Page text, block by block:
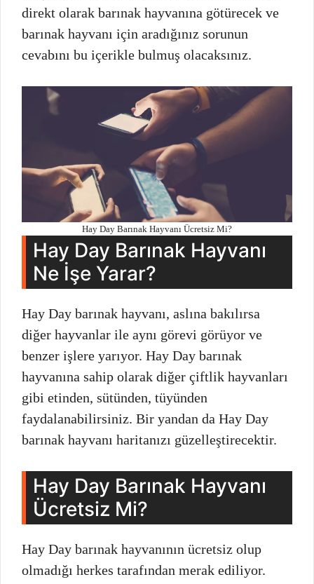
direkt olarak barınak hayvanına götürecek ve
barınak hayvanı için aradığınız sorunun
cevabını bu içerikle bulmuş olacaksınız.
Hay Day Barınak Hayvanı Ücretsiz Mi?
Hay Day Barınak Hayvanı
Ne İşe Yarar?
Hay Day barınak hayvanı, aslına bakılırsa
diğer hayvanlar ile aynı görevi görüyor ve
benzer işlere yarıyor. Hay Day barınak
hayvanına sahip olarak diğer çiftlik hayvanları
gibi etinden, sütünden, tüyünden
faydalanabilirsiniz. Bir yandan da Hay Day
barınak hayvanı haritanızı güzelleştirecektir.
Hay Day Barınak Hayvanı
Ücretsiz Mi?
Hay Day barınak hayvanının ücretsiz olup
olmadığı herkes tarafından merak ediliyor.